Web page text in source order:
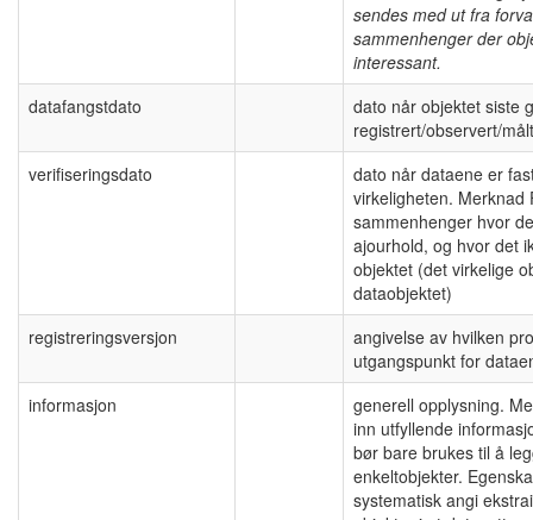
sendes med ut fra
sammenhenger der
interessant.
datafangstdato
dato når objektet siste
registrert/observert/
verifiseringsdato
dato når dataene er
virkeligheten. Merknad
sammenhenger hvor
ajourhold, og hvor det
objektet (det virkelige
dataobjektet)
registreringsversjon
angivelse av hvilken
utgangspunkt for
informasjon
generell opplysning.
inn utfyllende
bør bare brukes til å
enkeltobjekter.
systematisk angi